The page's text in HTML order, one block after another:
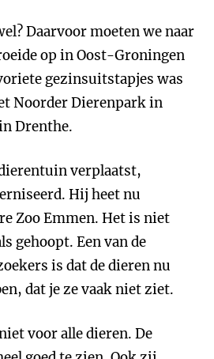
Daarvoor moeten we naar
op in Oost-Groningen
gezinsuitstapjes was
Noorder Dierenpark in
Drenthe.
verplaatst,
Hij heet nu
Zoo Emmen. Het is niet
gehoopt. Een van de
is dat de dieren nu
dat je ze vaak niet ziet.
voor alle dieren. De